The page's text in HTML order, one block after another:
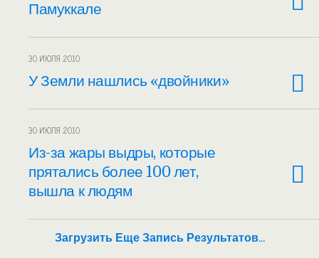
Памуккале
30 ИЮЛЯ 2010
У Земли нашлись «двойники»
30 ИЮЛЯ 2010
Из-за жары выдры, которые
прятались более 100 лет,
вышла к людям
Загрузить Еще Запись Результатов…